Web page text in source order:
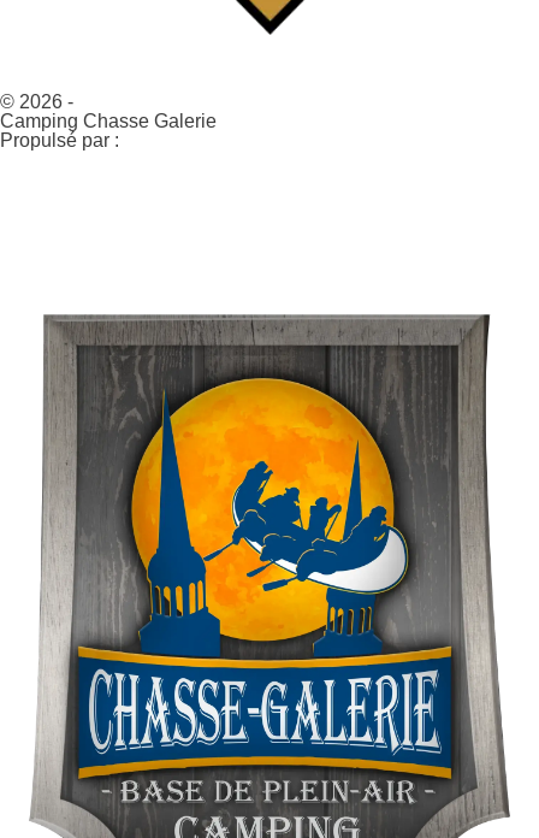
© 2026 -
Camping Chasse Galerie
Propulsé par :